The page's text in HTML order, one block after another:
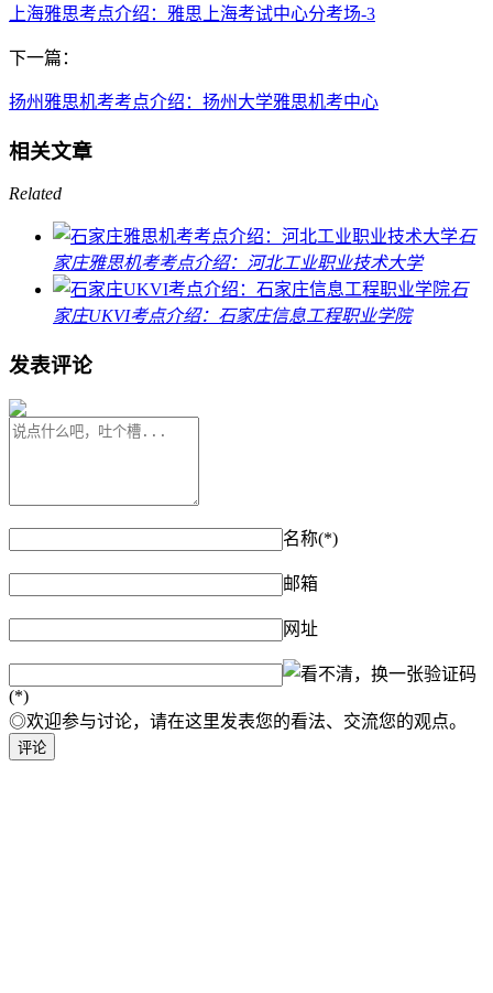
上海雅思考点介绍：雅思上海考试中心分考场-3
下一篇：
扬州雅思机考考点介绍：扬州大学雅思机考中心
相关文章
Related
石
家庄雅思机考考点介绍：河北工业职业技术大学
石
家庄UKVI考点介绍：石家庄信息工程职业学院
发表评论
名称(*)
邮箱
网址
验证码
(*)
◎欢迎参与讨论，请在这里发表您的看法、交流您的观点。